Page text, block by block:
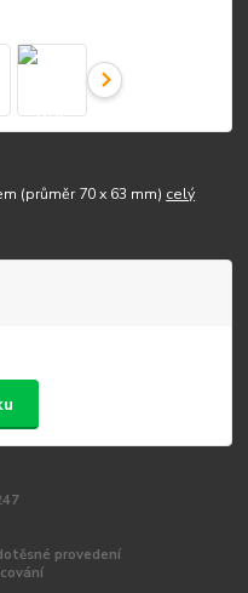
(průměr 70 x 63 mm) celý
provedení